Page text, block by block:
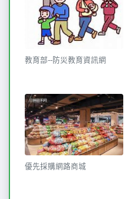
教育部--防災教育資訊網
優先採購網路商城